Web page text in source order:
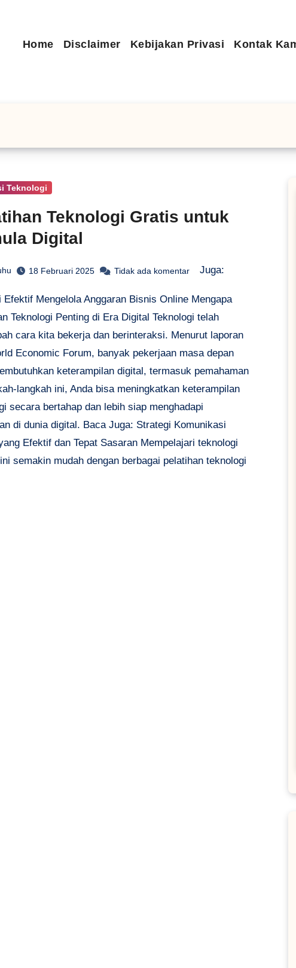
Home Disclaimer Kebijakan Privasi Kontak
Teknologi
Teknologi Gratis untuk
Digital
18 Februari 2025 Tidak ada komentar Juga:
Efektif Mengelola Anggaran Bisnis Online Mengapa
Teknologi Penting di Era Digital Teknologi telah
cara kita bekerja dan berinteraksi. Menurut laporan
Economic Forum, banyak pekerjaan masa depan
keterampilan digital, termasuk pemahaman
langkah ini, Anda bisa meningkatkan keterampilan
secara bertahap dan lebih siap menghadapi
di dunia digital. Baca Juga: Strategi Komunikasi
Efektif dan Tepat Sasaran Mempelajari teknologi
semakin mudah dengan berbagai pelatihan teknologi